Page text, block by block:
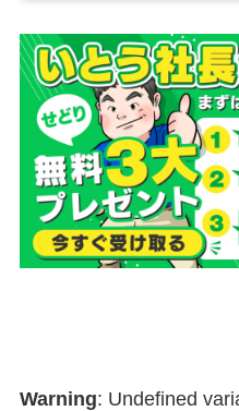
Warning: Undefined